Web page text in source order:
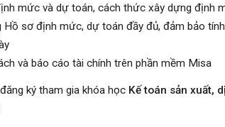
mức và dự toán, cách thức xây dựng định
Hồ sơ định mức, dự toán đầy đủ, đảm bảo
và báo cáo tài chính trên phần mềm Misa
ký tham gia khóa học Kế toán sản xuất,